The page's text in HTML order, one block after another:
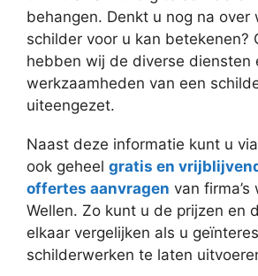
behangen. Denkt u nog na over
schilder voor u kan betekenen?
hebben wij de diverse diensten
werkzaamheden van een
uiteengezet.
Naast deze informatie kunt u
ook geheel gratis en
offertes aanvragen van firma’s
Wellen. Zo kunt u de prijzen en
elkaar vergelijken als u
schilderwerken te laten